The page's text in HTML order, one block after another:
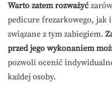
Warto zatem rozważyć
pedicure frezarkowego, jak
związane z tym zabiegiem.
przed jego wykonaniem
pozwoli ocenić
każdej osoby.